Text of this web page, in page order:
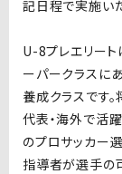
記日程で実施い
U-8プレエリー
ーパークラスに
養成クラスです。
代表・海外で活
のプロサッカー
指導者が選手の